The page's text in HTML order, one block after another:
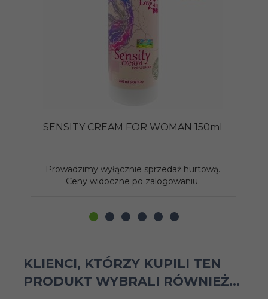
SENSITY CREAM FOR WOMAN 150ml
Prowadzimy wyłącznie sprzedaż hurtową.
Ceny widoczne po zalogowaniu.
KLIENCI, KTÓRZY KUPILI TEN
PRODUKT WYBRALI RÓWNIEŻ...